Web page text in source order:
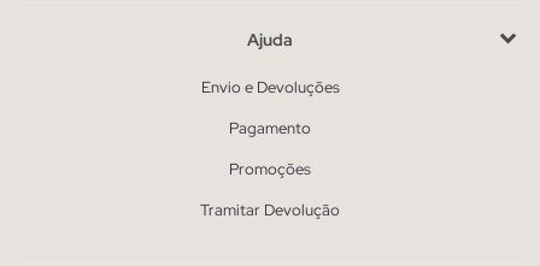
Ajuda
Envio e Devoluções
Pagamento
Promoções
Tramitar Devolução